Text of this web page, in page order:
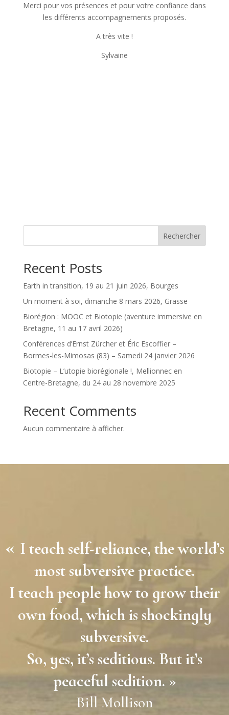
Merci pour vos présences et pour votre confiance dans
les différents accompagnements proposés.
A très vite !
Sylvaine
Rechercher
Recent Posts
Earth in transition, 19 au 21 juin 2026, Bourges
Un moment à soi, dimanche 8 mars 2026, Grasse
Biorégion : MOOC et Biotopie (aventure immersive en
Bretagne, 11 au 17 avril 2026)
Conférences d’Ernst Zürcher et Éric Escoffier –
Bormes-les-Mimosas (83) – Samedi 24 janvier 2026
Biotopie – L’utopie biorégionale !, Mellionnec en
Centre-Bretagne, du 24 au 28 novembre 2025
Recent Comments
Aucun commentaire à afficher.
« I teach self-reliance, the world’s
most subversive practice.
I teach people how to grow their
own food, which is shockingly
subversive.
So, yes, it’s seditious. But it’s
peaceful sedition. »
Bill Mollison